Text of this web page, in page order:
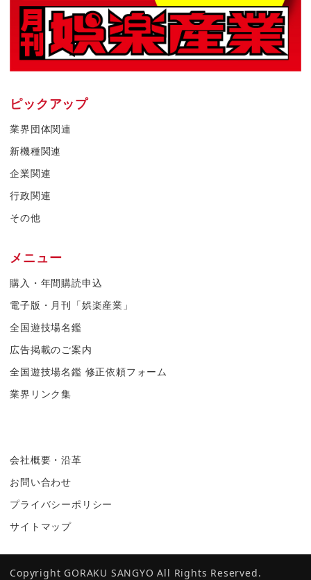
ピックアップ
業界団体関連
新機種関連
企業関連
行政関連
その他
メニュー
購入・年間購読申込
電子版・月刊「娯楽産業」
全国遊技場名鑑
広告掲載のご案内
全国遊技場名鑑 修正依頼フォーム
業界リンク集
会社概要・沿革
お問い合わせ
プライバシーポリシー
サイトマップ
Copyright GORAKU SANGYO All Rights Reserved.